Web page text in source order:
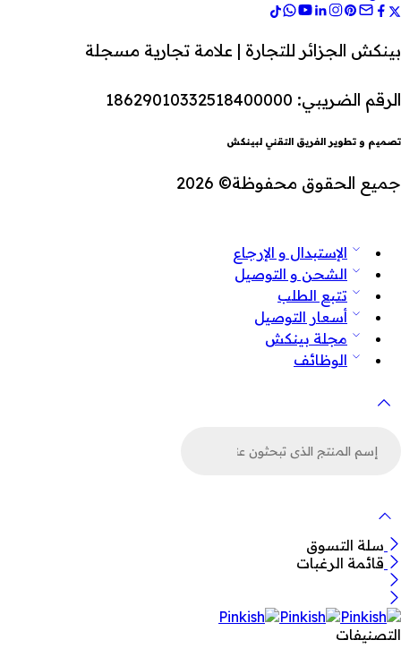
بينكش الجزائر للتجارة | علامة تجارية مسجلة
الرقم الضريبي: 18629010332518400000
تصميم و تطوير الفريق التقني لبينكش
جميع الحقوق محفوظة© 2026
الإستبدال و الإرجاع
الشحن و التوصيل
تتبع الطلب
أسعار التوصيل
مجلة بينكش
الوظائف
سلة التسوق
قائمة الرغبات
التصنيفات